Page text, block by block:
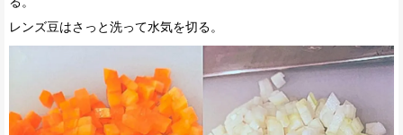
レンズ豆はさっと洗って水気を切る。